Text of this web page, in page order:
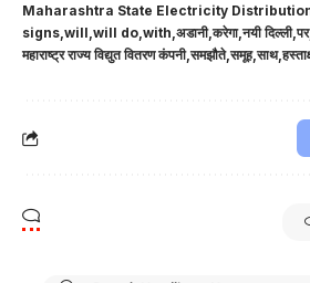
Maharashtra State Electricity
signs will will do with अडानी करेगा नयी दिल्ली पर
महाराष्ट्र राज्य विद्युत वितरण कंपनी समझौते समूह साथ